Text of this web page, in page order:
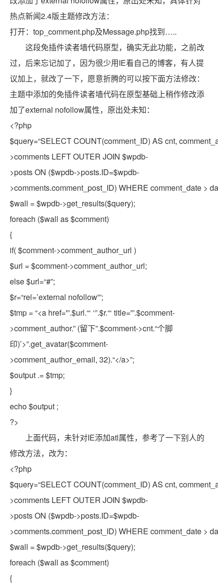
热点新闻2.4版主题修改方法：
打开：top_comment.php及Message.php找到…..
这段免插件读者墙代码原型，确实无此功能，之前改
过，后来忘记加了，因为很少用IE看自己的博客，有人提
议加上，就改了一下，愿意折腾的可以按下面方法修改：
主题中添加的免插件读者墙代码在原型基础上稍作修改添
加了external nofollow属性，原出处未知：
<?php
$query=“SELECT COUNT(comment_ID) AS cnt,
>comments LEFT OUTER JOIN $wpdb-
>posts ON ($wpdb->posts.ID=$wpdb-
>comments.comment_post_ID) WHERE comment_date >
$wall =$wpdb->get_results($query);
foreach ($wall as$comment)
{
if($comment->comment_author_url )
$url =$comment->comment_author_url;
else$url=“#”;
$r=“rel=’external nofollow'”;
$tmp =“<a href='”.$url.“‘ ‘”.$r.“‘ title='”.$comment-
>comment_author.” (留下”.$comment->cnt.“个脚
印)’>”.get_avatar($comment-
>comment_author_email, 32).“</a>”;
$output .=$tmp;
}
echo$output ;
?>
上面代码，未针对IE添加atl属性，参考了一下别人的
修改方法，改为：
<?php
$query=“SELECT COUNT(comment_ID) AS cnt,
>comments LEFT OUTER JOIN $wpdb-
>posts ON ($wpdb->posts.ID=$wpdb-
>comments.comment_post_ID) WHERE comment_date >
$wall =$wpdb->get_results($query);
foreach ($wall as$comment)
{